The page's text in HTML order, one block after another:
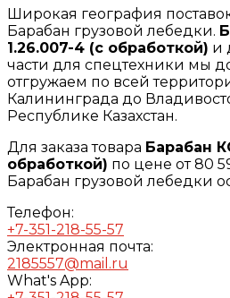
Широкая география
Барабан грузовой лебедки.
1.26.007-4 (с обработкой) и
части для спецтехники мы
отгружаем по всей
Калининграда до
Республике Казахстан.
Для заказа товара Барабан
обработкой) по цене от 80
Барабан грузовой лебедки
Телефон:
+7-351-218-55-57
Электронная почта:
2185557@mail.ru
What's App: